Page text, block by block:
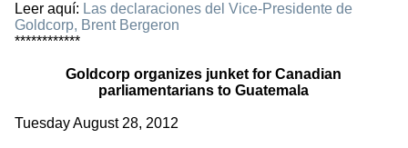
Leer aquí: Las declaraciones del Vice-Presidente de
Goldcorp, Brent Bergeron
************
Goldcorp organizes junket for Canadian
parliamentarians to Guatemala
Tuesday August 28, 2012